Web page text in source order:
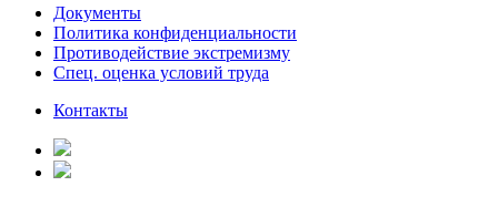
Документы
Политика конфиденциальности
Противодействие экстремизму
Спец. оценка условий труда
Контакты